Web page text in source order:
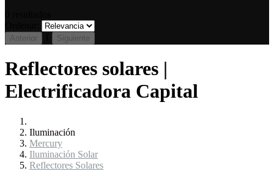
Anterior Siguiente
Reflectores solares |
Electrificadora Capital
Iluminación
Mercury
Iluminación Solar
Reflectores Solares